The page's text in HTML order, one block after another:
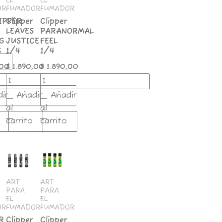
FUMADOR
Clipper
LEAVES
JUSTICE
1/4
$1.890,00
Añadir
al
carrito
FUMADOR
Clipper
PARANORMAL
FEEL
1/4
$1.890,00
Añadir
al
carrito
ART
PARA
EL
FUMADOR
Clipper
POKER
1/4
cantidad
ART
PARA
EL
FUMADOR
Clipper
WEED
cantidad